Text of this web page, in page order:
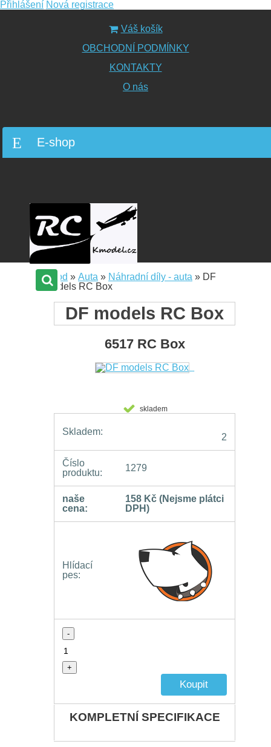
Přihlášení Nová registrace
Váš košík
OBCHODNÍ PODMÍNKY
KONTAKTY
O nás
E-shop
Úvod » Auta » Náhradní díly - auta » DF
models RC Box
DF models RC Box
6517 RC Box
skladem
Skladem:
2
Číslo
produktu:
1279
naše
cena:
158 Kč (Nejsme plátci
DPH)
Hlídací
pes:
-
+
KOMPLETNÍ SPECIFIKACE